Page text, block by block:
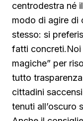
centrodestra né
modo di agire di
stesso: si
fatti concreti.Noi
magiche” per
tutto
cittadini
tenuti all’oscuro